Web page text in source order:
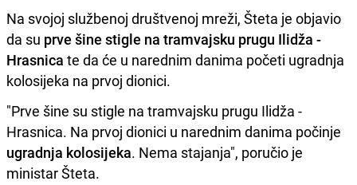
Na svojoj službenoj društvenoj mreži, Šteta je objavio
da su prve šine stigle na tramvajsku prugu Ilidža -
Hrasnica te da će u narednim danima početi ugradnja
kolosijeka na prvoj dionici.
"Prve šine su stigle na tramvajsku prugu Ilidža -
Hrasnica. Na prvoj dionici u narednim danima počinje
ugradnja kolosijeka. Nema stajanja", poručio je
ministar Šteta.